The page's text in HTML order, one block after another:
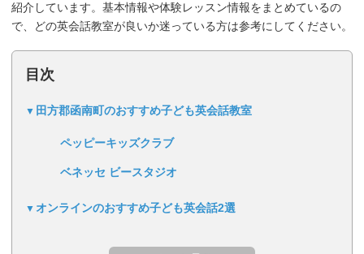
紹介しています。基本情報や体験レッスン情報をまとめているの
で、どの英会話教室が良いか迷っている方は参考にしてください。
目次
田方郡函南町のおすすめ子ども英会話教室
ペッピーキッズクラブ
ベネッセ ビースタジオ
オンラインのおすすめ子ども英会話2選